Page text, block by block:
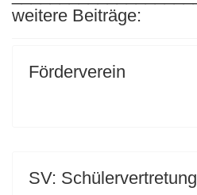
weitere Beiträge:
Förderverein
SV: Schülervertretung